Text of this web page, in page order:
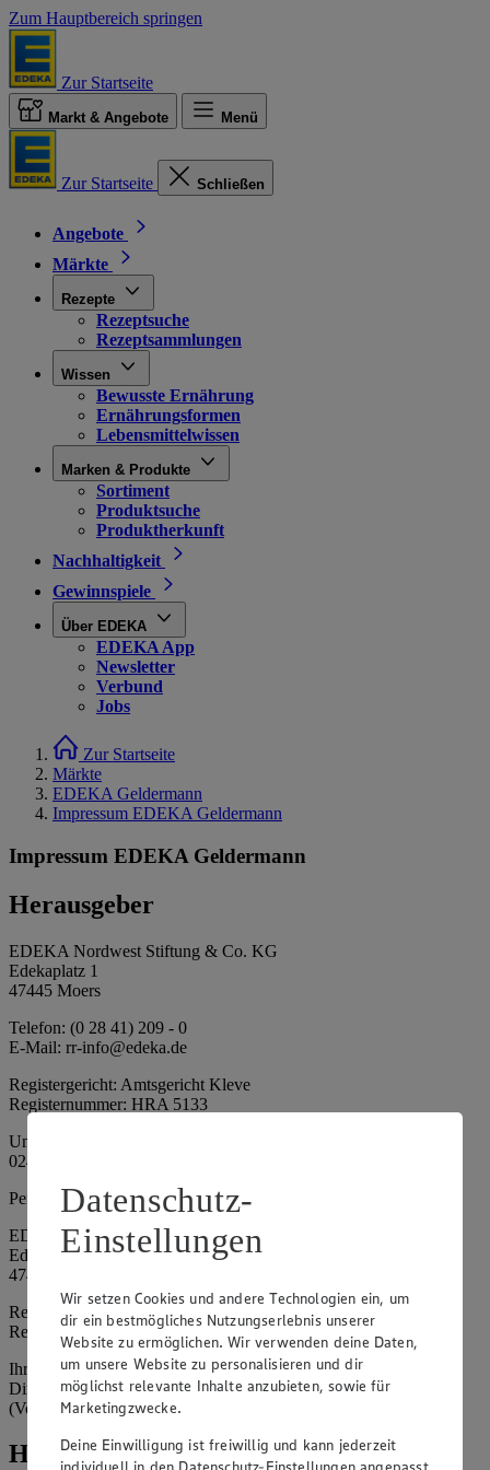
Zum Hauptbereich springen
Zur Startseite
Markt & Angebote Menü
Zur Startseite Schließen
Angebote
Märkte
Rezepte
Rezeptsuche
Rezeptsammlungen
Wissen
Bewusste Ernährung
Ernährungsformen
Lebensmittelwissen
Marken & Produkte
Sortiment
Produktsuche
Produktherkunft
Nachhaltigkeit
Gewinnspiele
Über EDEKA
EDEKA App
Newsletter
Verbund
Jobs
Zur Startseite
Märkte
EDEKA Geldermann
Impressum EDEKA Geldermann
Impressum EDEKA Geldermann
Herausgeber
EDEKA Nordwest Stiftung & Co. KG
Edekaplatz 1
47445 Moers
Telefon: (0 28 41) 209 - 0
E-Mail: rr-info@edeka.de
Registergericht: Amtsgericht Kleve
Registernummer: HRA 5133
Umsatzsteuer-Identifikationsnummer gem. § 27a UStG: DE 335
024 695
Persönlich haftende Gesellschafterin:
EDEKA Nordwest Handelsstiftung e. K.
Edekaplatz 1
47445 Moers
Registergericht: Amtsgericht Kleve
Registernummer: HRA 5132
Ihrerseits vertreten durch: Frank Breuer (Vorstandsvorsitzender),
Dirk Neuhaus (Vorstandsvorsitzender), Peter Wagener
(Vorstandsvorsitzender)
Hinweise
Datenschutz-
Einstellungen
Wir setzen Cookies und andere Technologien ein, um
dir ein bestmögliches Nutzungserlebnis unserer
Website zu ermöglichen. Wir verwenden deine Daten,
um unsere Website zu personalisieren und dir
möglichst relevante Inhalte anzubieten, sowie für
Marketingzwecke.
Deine Einwilligung ist freiwillig und kann jederzeit